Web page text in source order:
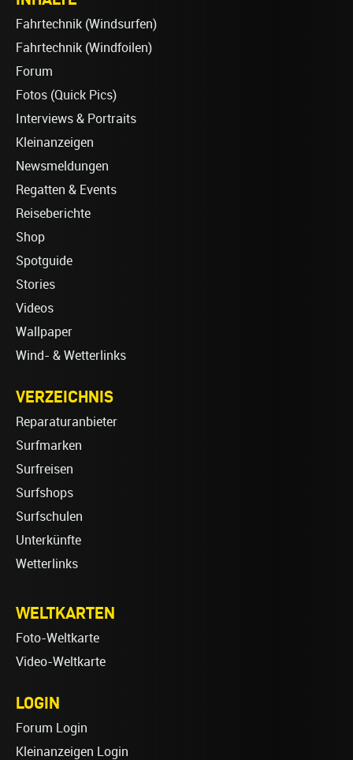
Fahrtechnik (Windsurfen)
Fahrtechnik (Windfoilen)
Forum
Fotos (Quick Pics)
Interviews & Portraits
Kleinanzeigen
Newsmeldungen
Regatten & Events
Reiseberichte
Shop
Spotguide
Stories
Videos
Wallpaper
Wind- & Wetterlinks
VERZEICHNIS
Reparaturanbieter
Surfmarken
Surfreisen
Surfshops
Surfschulen
Unterkünfte
Wetterlinks
WELTKARTEN
Foto-Weltkarte
Video-Weltkarte
LOGIN
Forum Login
Kleinanzeigen Login